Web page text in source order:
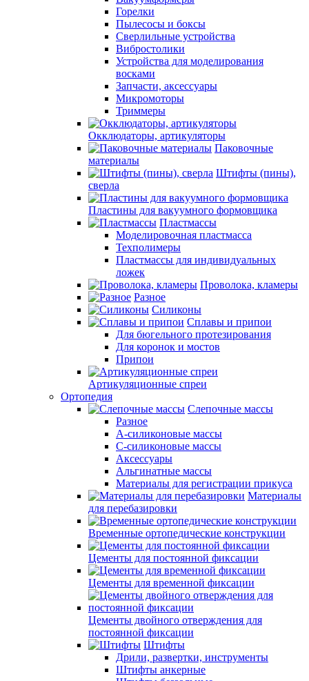
Горелки
Пылесосы и боксы
Сверлильные устройства
Вибростолики
Устройства для моделирования
восками
Запчасти, аксессуары
Микромоторы
Триммеры
Окклюдаторы, артикуляторы
Паковочные
материалы
Штифты (пины),
сверла
Пластины для вакуумного формовщика
Пластмассы
Моделировочная пластмасса
Техполимеры
Пластмассы для индивидуальных
ложек
Проволока, кламеры
Разное
Силиконы
Сплавы и припои
Для бюгельного протезирования
Для коронок и мостов
Припои
Артикуляционные спреи
Ортопедия
Слепочные массы
Разное
А-силиконовые массы
С-силиконовые массы
Аксессуары
Альгинатные массы
Материалы для регистрации прикуса
Материалы
для перебазировки
Временные ортопедические конструкции
Цементы для постоянной фиксации
Цементы для временной фиксации
Цементы двойного отверждения для
постоянной фиксации
Штифты
Дрили, развертки, инструменты
Штифты анкерные